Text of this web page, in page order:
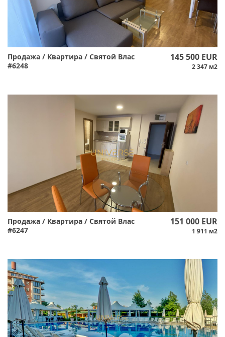
Продажа / Квартира / Святой Влас
#6248
145 500 EUR
2 347 м2
Продажа / Квартира / Святой Влас
#6247
151 000 EUR
1 911 м2